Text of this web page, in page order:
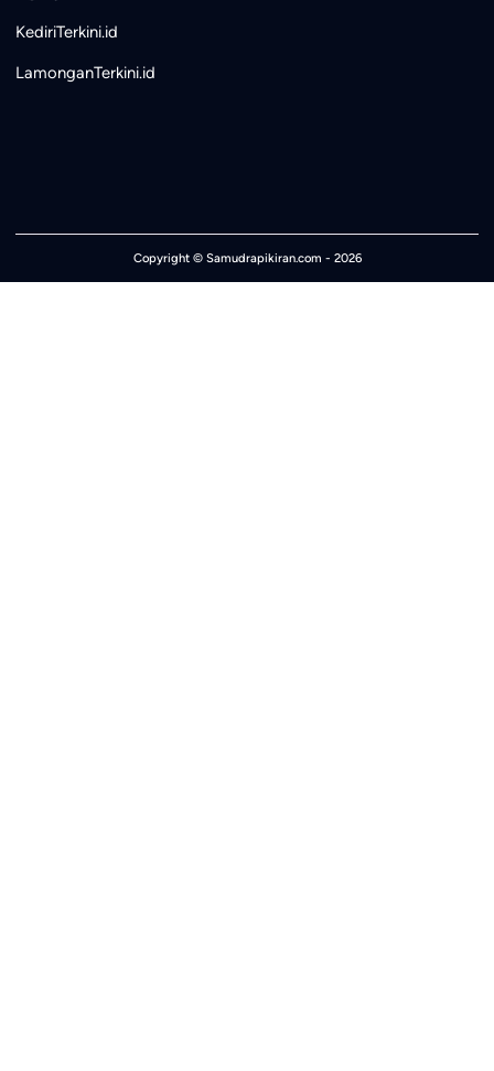
KediriTerkini.id
LamonganTerkini.id
Copyright © Samudrapikiran.com - 2026